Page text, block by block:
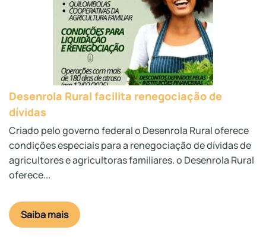
Desenrola Rural facilita renegociação de
dívidas
Criado pelo governo federal o Desenrola Rural oferece
condições especiais para a renegociação de dívidas de
agricultores e agricultoras familiares. o Desenrola Rural
oferece...
Saiba mais